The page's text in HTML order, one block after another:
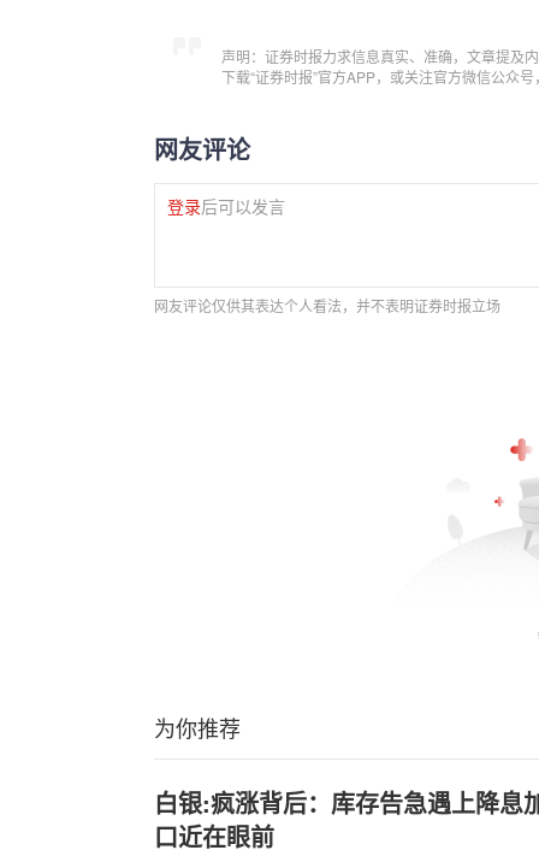
声明：证券时报力求信息真实、准确，文章提及
下载“证券时报”官方APP，或关注官方微信公众
网友评论
登录后可以发言
网友评论仅供其表达个人看法，并不表明证券时报立场
为你推荐
白银:疯涨背后：库存告急遇上降息
口近在眼前